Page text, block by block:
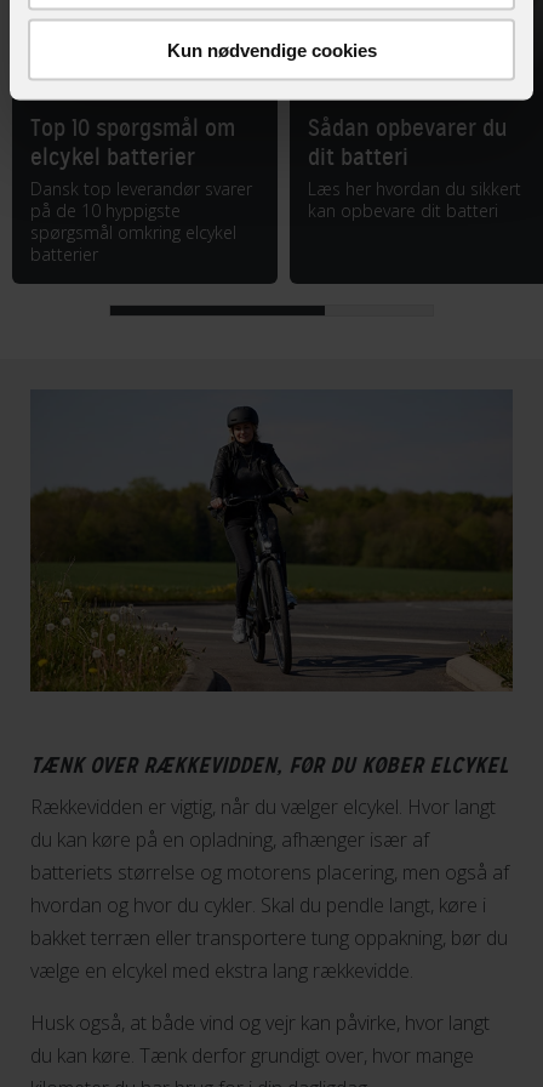
Kun nødvendige cookies
Top 10 spørgsmål om
elcykel batterier
Dansk top leverandør svarer
på de 10 hyppigste
spørgsmål omkring elcykel
batterier
Sådan opbevarer du
dit batteri
Læs her hvordan du sikkert
kan opbevare dit batteri
TÆNK OVER RÆKKEVIDDEN, FØR DU KØBER ELCYKEL
Rækkevidden er vigtig, når du vælger elcykel. Hvor langt
du kan køre på en opladning, afhænger især af
batteriets størrelse og motorens placering, men også af
hvordan og hvor du cykler. Skal du pendle langt, køre i
bakket terræn eller transportere tung oppakning, bør du
vælge en elcykel med ekstra lang rækkevidde.
Husk også, at både vind og vejr kan påvirke, hvor langt
du kan køre. Tænk derfor grundigt over, hvor mange